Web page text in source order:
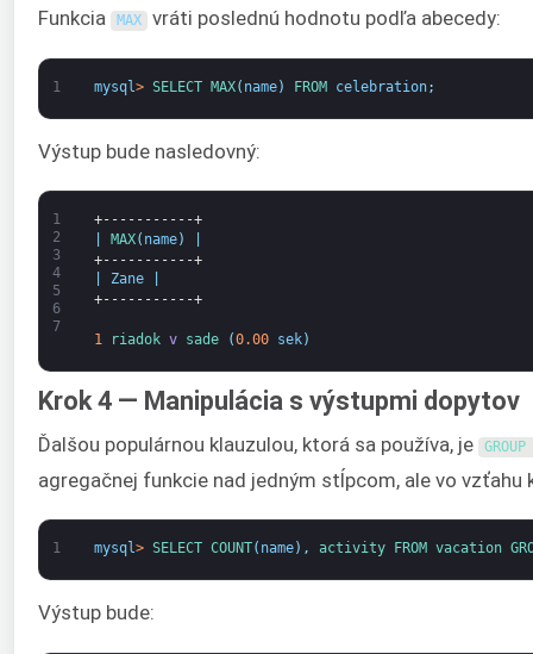
Funkcia MAX vráti poslednú hodnotu podľa abecedy:
1 mysql > SELECT MAX( name) FROM celebration;
Výstup bude nasledovný:
1
2
3
4
5
6
7
+-----------+
MAX( name)
+-----------+
Zane
+-----------+
1 riadok v sade (0.00 sek)
Krok 4 — Manipulácia s výstupmi dopytov
Ďalšou populárnou klauzulou, ktorá sa používa, je GROUP
agregačnej funkcie nad jedným stĺpcom, ale vo
1 mysql> SELECT COUNT( name) , activity FROM vacation
Výstup bude: